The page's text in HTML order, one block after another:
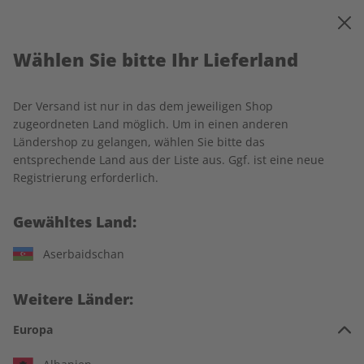
Startseite Rechtliches
Impressum
ZEIT SPRACHEN GmbH
81379 München
Telefon: +49 (0) 89/8 56 81-0
Umsatzsteueridentifikationsnummer: DE 265 973 410
Wählen Sie bitte Ihr Lieferland
Der Versand ist nur in das dem jeweiligen Shop
zugeordneten Land möglich. Um in einen anderen
Ländershop zu gelangen, wählen Sie bitte das
entsprechende Land aus der Liste aus. Ggf. ist eine neue
Registrierung erforderlich.
Gewähltes Land:
Aserbaidschan
Weitere Länder:
Europa